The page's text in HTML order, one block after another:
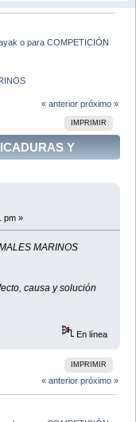
o para COMPETICIÓN
« anterior próximo »
IMPRIMIR
Y
(Leído 38920
pm »
MARINOS
causa y solución
En línea
IMPRIMIR
« anterior próximo »